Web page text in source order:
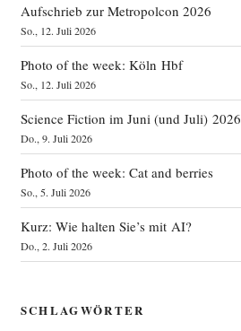
Aufschrieb zur Metropolcon 2026
So., 12. Juli 2026
Photo of the week: Köln Hbf
So., 12. Juli 2026
Science Fiction im Juni (und Juli) 2026
Do., 9. Juli 2026
Photo of the week: Cat and berries
So., 5. Juli 2026
Kurz: Wie halten Sie’s mit AI?
Do., 2. Juli 2026
SCHLAGWÖRTER